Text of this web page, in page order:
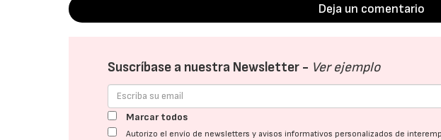
Deja un comentario
Suscríbase a nuestra Newsletter - Ver ejemplo
Marcar todos
Autorizo el envío de newsletters y avisos informativos personalizados de